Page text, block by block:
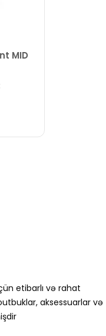
MID
etibarlı və rahat
aksessuarlar və